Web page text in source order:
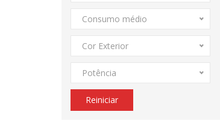
Consumo médio
Cor Exterior
Potência
Reiniciar